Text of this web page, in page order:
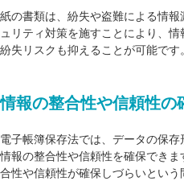
紙の書類は、紛失や盗難による情
ュリティ対策を施すことにより、
紛失リスクも抑えることが可能です。
情報の整合性や信頼性の
電子帳簿保存法では、データの保
情報の整合性や信頼性を確保でき
合性や信頼性が確保しづらいという